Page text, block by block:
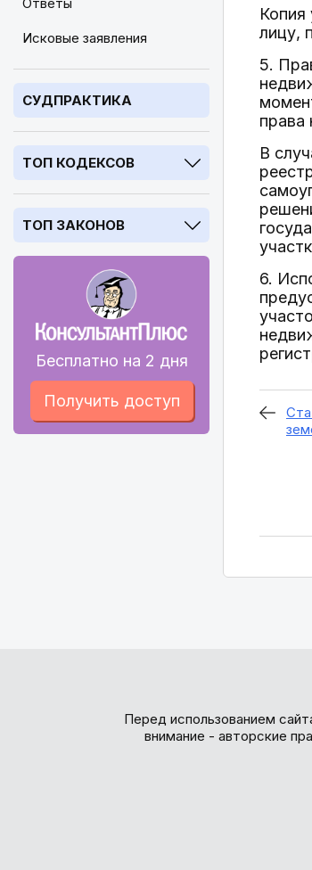
Исковые заявления
СУДПРАКТИКА
ТОП КОДЕКСОВ
ТОП ЗАКОНОВ
Бесплатно на 2 дня
Получить доступ
Копия
лицу,
5.
права
В
6.
Перед использованием
внимание - авторские